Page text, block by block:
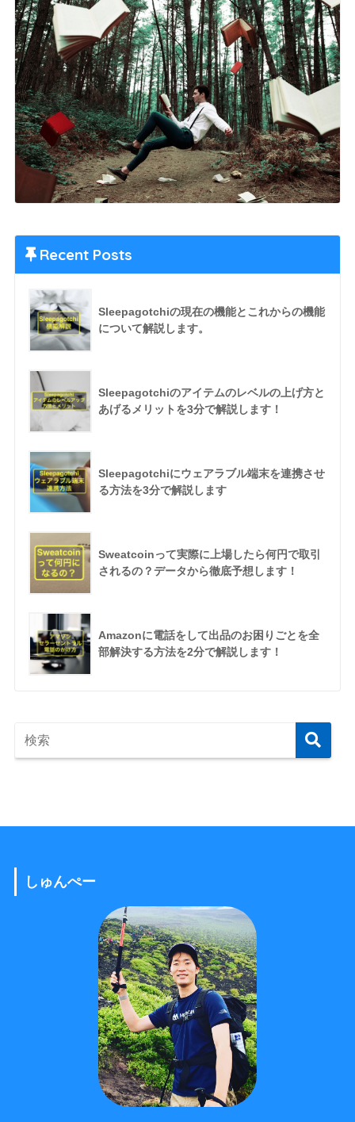
Recent Posts
Sleepagotchiの現在の機能とこれからの機能
について解説します。
Sleepagotchiのアイテムのレベルの上げ方と
あげるメリットを3分で解説します！
Sleepagotchiにウェアラブル端末を連携させ
る方法を3分で解説します
Sweatcoinって実際に上場したら何円で取引
されるの？データから徹底予想します！
Amazonに電話をして出品のお困りごとを全
部解決する方法を2分で解説します！
しゅんぺー